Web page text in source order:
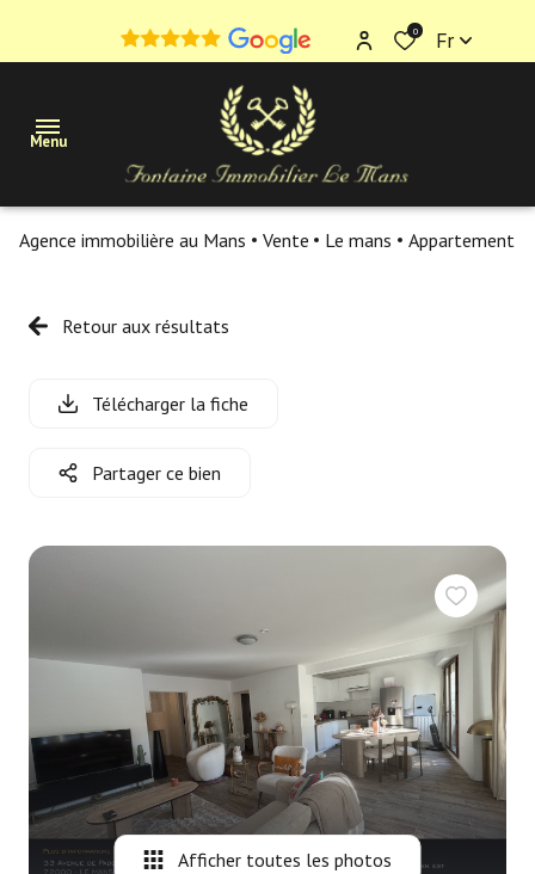
0 Fr
Menu
Appartements
Immobilier
Nous
Immobilier
Alerte
mail
Agence immobilière au Mans Vente Le mans Appartement
Retour aux résultats
Télécharger la fiche
Partager ce bien
Afficher toutes les photos